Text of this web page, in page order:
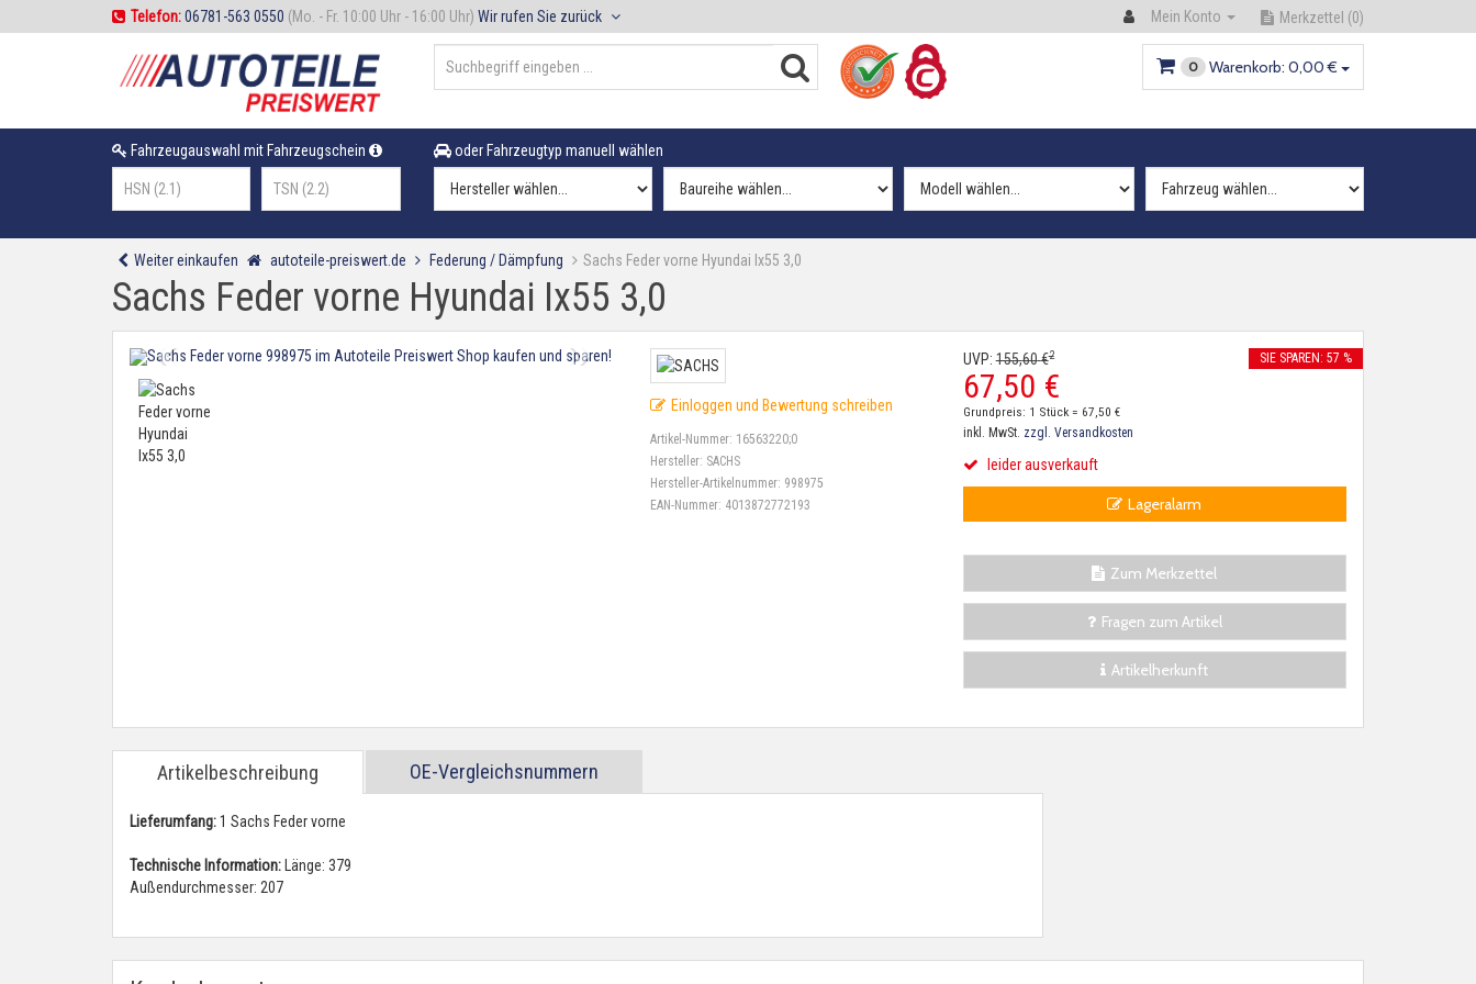
Telefon:06781-563 0550 (Mo. - Fr. 10:00 Uhr - 16:00 Uhr) Wir rufen Sie zurück Mein Konto Merkzettel (0)
0 Warenkorb: 0,00 €
Fahrzeugauswahl mit Fahrzeugschein oder Fahrzeugtyp manuell wählen
Weiter einkaufen autoteile-preiswert.de Federung / Dämpfung Sachs Feder vorne Hyundai Ix55 3,0
Sachs Feder vorne Hyundai Ix55 3,0
Einloggen und Bewertung schreiben
Artikel-Nummer: 16563220;0
Hersteller: SACHS
Hersteller-Artikelnummer: 998975
EAN-Nummer: 4013872772193
UVP:155,60€2
67,50 €
SIE SPAREN: 57 %
Grundpreis: 1 Stück = 67,50 €
inkl. MwSt. zzgl. Versandkosten
leider ausverkauft
Lageralarm
Zum Merkzettel
Fragen zum Artikel
Artikelherkunft
Artikelbeschreibung OE-Vergleichsnummern
Lieferumfang:1 Sachs Feder vorne
Technische Information: Länge: 379
Außendurchmesser: 207